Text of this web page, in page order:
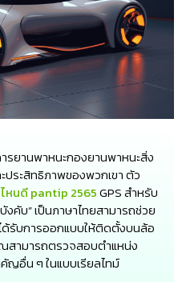
ยานพาหนะกองยานพาหนะสิ่ง
ระสิทธิภาพของพวกเขา ตัว
หนดี pantip 2565GPS สำหรับ
คับ” เป็นภาษาไทยสามารถช่วย
รับการออกแบบให้ติดตั้งบนล้อ
ามารถตรวจสอบตำแหน่ง
ญอื่น ๆ ในแบบเรียลไทม์